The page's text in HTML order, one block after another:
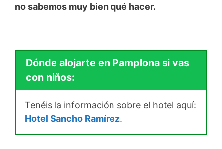
no sabemos muy bien qué hacer.
Dónde alojarte en Pamplona si vas
con niños:
Tenéis la información sobre el hotel aquí:
Hotel Sancho Ramírez.